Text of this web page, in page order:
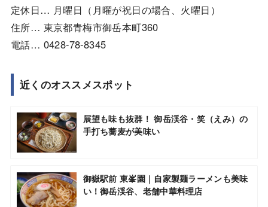
定休日… 月曜日（月曜が祝日の場合、火曜日）
住所… 東京都青梅市御岳本町360
電話… 0428-78-8345
近くのオススメスポット
展望も味も抜群！ 御岳渓谷・笑（えみ）の
手打ち蕎麦が美味い
御嶽駅前 東峯園｜自家製麺ラーメンも美味
い！御岳渓谷、老舗中華料理店